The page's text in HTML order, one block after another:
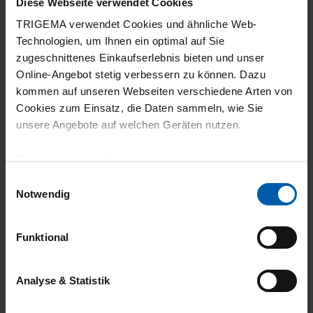
TRIGEMA verwendet Cookies und ähnliche Web-
Technologien, um Ihnen ein optimal auf Sie
zugeschnittenes Einkaufserlebnis bieten und unser
Online-Angebot stetig verbessern zu können. Dazu
kommen auf unseren Webseiten verschiedene Arten von
Cookies zum Einsatz, die Daten sammeln, wie Sie
unsere Angebote auf welchen Geräten nutzen.
grundlegende Funktionen wie etwa zur Auswahl und
gewährleisten.
Für die Darstellung personalisierter Angebote, Anzeigen
und Inhalte aufgrund Ihres Nutzerverhaltens und Ihres
Notwendig
Funktional
Analyse & Statistik
climate-neutral
shipping
Family business